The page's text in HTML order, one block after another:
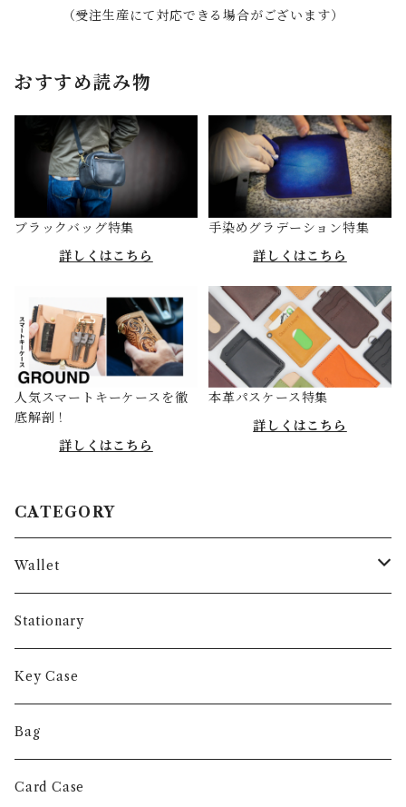
（受注生産にて対応できる場合がございます）
おすすめ読み物
ブラックバッグ特集
詳しくはこちら
手染めグラデーション特集
詳しくはこちら
人気スマートキーケースを徹
底解剖！
詳しくはこちら
本革パスケース特集
詳しくはこちら
CATEGORY
Wallet
Long Wallet
Short Wallet
Coin Case
Money Clip
Stationary
Key Case
Bag
Card Case